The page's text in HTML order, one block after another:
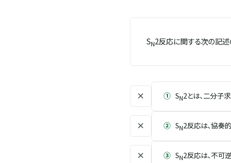
SN2反応に関する次の記述
× ① SN2とは、二分子
× ② SN2反応は、協奏
× ③ SN2反応は、不可